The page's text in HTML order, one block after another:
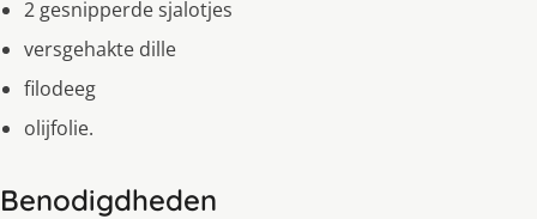
2 gesnipperde sjalotjes
versgehakte dille
filodeeg
olijfolie.
Benodigdheden